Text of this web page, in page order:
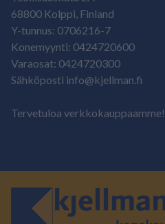
68800 Kolppi, Finland
Y-tunnus: 0706216-7
Konemyynti: 0424720600
Varaosat: 0424720300
Sähköposti info@kjellman.fi
Tervetuloa verkkokauppaamme!